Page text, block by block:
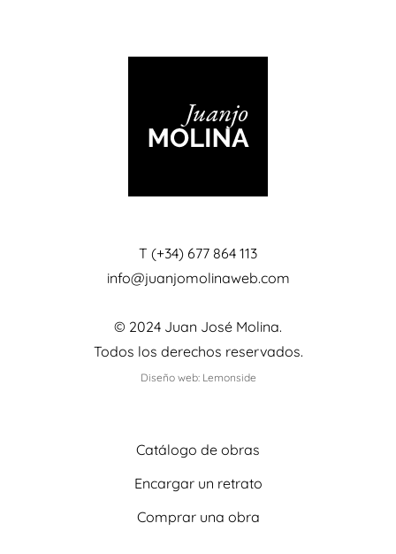
T (+34) 677 864 113
info@juanjomolinaweb.com
© 2024 Juan José Molina.
Todos los derechos reservados.
Diseño web: Lemonside
Catálogo de obras
Encargar un retrato
Comprar una obra